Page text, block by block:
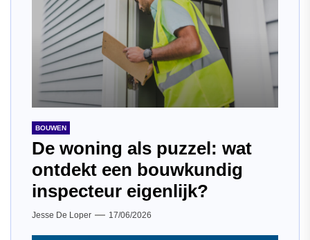
BOUWEN
De woning als puzzel: wat
ontdekt een bouwkundig
inspecteur eigenlijk?
Jesse De Loper 17/06/2026